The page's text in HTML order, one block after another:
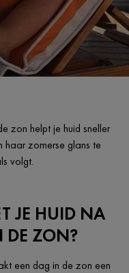
zon helpt je huid sneller
haar zomerse glans te
volgt.
JE HUID NA
DE ZON?
een dag in de zon een